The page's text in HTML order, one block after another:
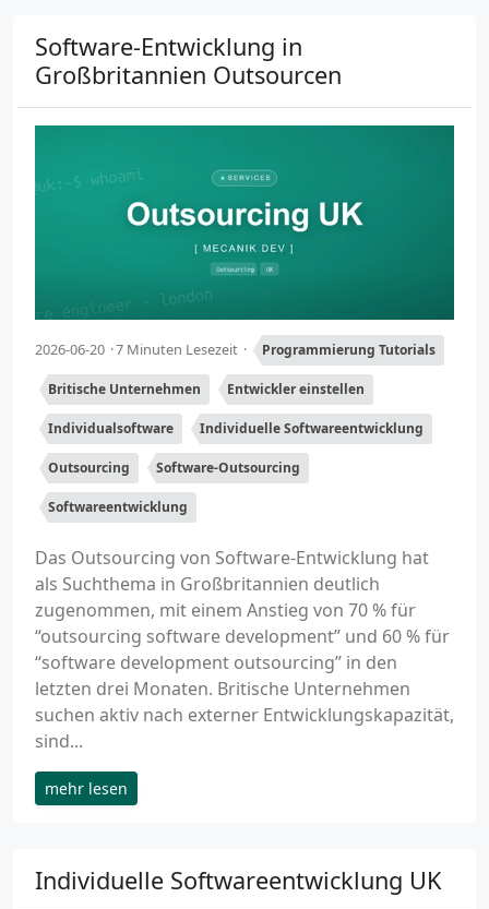
Software-Entwicklung in
Großbritannien Outsourcen
2026-06-20 7 Minuten Lesezeit Programmierung Tutorials
Britische Unternehmen Entwickler einstellen
Individualsoftware Individuelle Softwareentwicklung
Outsourcing Software-Outsourcing
Softwareentwicklung
Das Outsourcing von Software-Entwicklung hat
als Suchthema in Großbritannien deutlich
zugenommen, mit einem Anstieg von 70 % für
“outsourcing software development” und 60 % für
“software development outsourcing” in den
letzten drei Monaten. Britische Unternehmen
suchen aktiv nach externer Entwicklungskapazität,
sind...
mehr lesen
Individuelle Softwareentwicklung UK